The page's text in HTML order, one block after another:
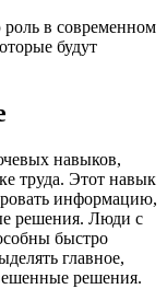
в современном
будут
навыков,
труда. Этот навык
информацию,
решения. Люди с
быстро
главное,
решения.